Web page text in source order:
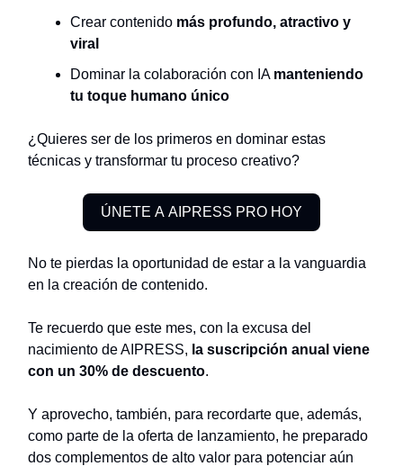
Crear contenido más profundo, atractivo y
viral
Dominar la colaboración con IA manteniendo
tu toque humano único
¿Quieres ser de los primeros en dominar estas
técnicas y transformar tu proceso creativo?
ÚNETE A AIPRESS PRO HOY
No te pierdas la oportunidad de estar a la vanguardia
en la creación de contenido.
Te recuerdo que este mes, con la excusa del
nacimiento de AIPRESS, la suscripción anual viene
con un 30% de descuento.
Y aprovecho, también, para recordarte que, además,
como parte de la oferta de lanzamiento, he preparado
dos complementos de alto valor para potenciar aún